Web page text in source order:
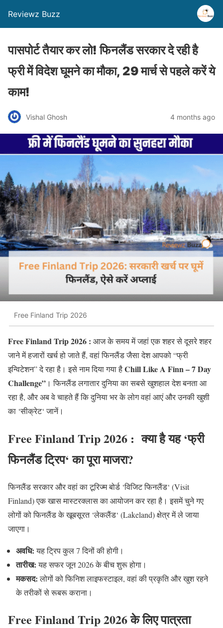
Reviewz Buzz
पासपोर्ट तैयार कर लो! फिनलैंड सरकार दे रही है
फ्री में व‍िदेश घूमने का मौका, 29 मार्च से पहले करें ये
काम!
Vishal Ghosh 4 months ago
Free Finland Trip 2026
Free Finland Trip 2026 : आज के समय में जहां एक शहर से दूसरे शहर
जाने में हजारों खर्च हो जाते हैं,वहां फिनलैंड जैसा देश आपको“फ्री
इन्विटेशन”दे रहा है। इसे नाम दिया गया हैChill Like A Finn – 7 Day
Challenge” । फिनलैंड लगातार दुनिया का सबसे खुशहाल देश बनता आ
रहा है, और अब वे चाहते हैं कि दुनिया भर के लोग वहां आएं और उनकी खुशी
का ‘सीक्रेट‘जानें।
Free Finland Trip 2026 : क्याहैयह‘फ्री
फिनलैंडट्रिप‘कापूरामाजरा?
फिनलैंड सरकार और वहां का टूरिज्म बोर्ड ‘विजिट फिनलैंड‘ (Visit
Finland)एक खास मास्टरक्लास का आयोजन कर रहा है। इसमें चुने गए
लोगों को फिनलैंड के खूबसूरत‘लेकलैंड‘ (Lakeland)क्षेत्र में ले जाया
जाएगा।
अवधि: यह ट्रिप कुल7दिनों की होगी।
तारीख: यह सफर जून2026के बीच शुरू होगा।
मकसद: लोगों को फिनिश लाइफस्टाइल,वहां की प्रकृति और खुश रहने
के तरीकों से रूबरू कराना।
Free Finland Trip 2026केलिएपात्रता